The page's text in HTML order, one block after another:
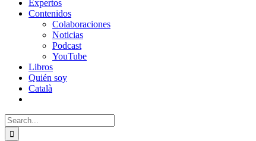
Expertos
Contenidos
Colaboraciones
Noticias
Podcast
YouTube
Libros
Quién soy
Català
Search
for: